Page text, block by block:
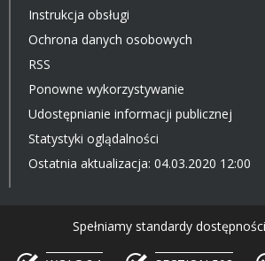
Instrukcja obsługi
Ochrona danych osobowych
RSS
Ponowne wykorzystywanie
Udostępnianie informacji publicznej
Statystyki oglądalności
Ostatnia aktualizacja: 04.03.2020 12:00
Spełniamy standardy